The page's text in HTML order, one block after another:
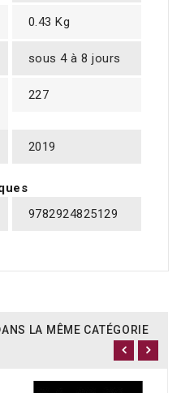
0.43 Kg
sous 4 à 8 jours
227
2019
9782924825129
LA MÊME CATÉGORIE